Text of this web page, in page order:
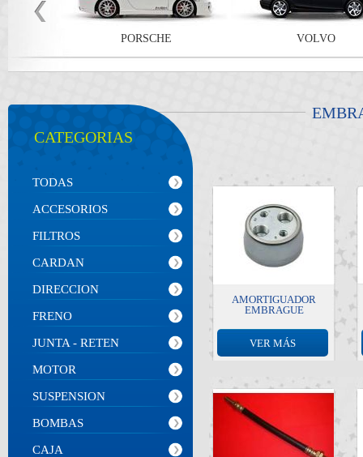
PORSCHE VOLVO
CATEGORIAS
TODAS
ACCESORIOS
FILTROS
CARDAN
DIRECCION
FRENO
JUNTA - RETEN
MOTOR
SUSPENSION
BOMBAS
CAJA
AMORTIGUADOR
EMBRAGUE
VER MÁS